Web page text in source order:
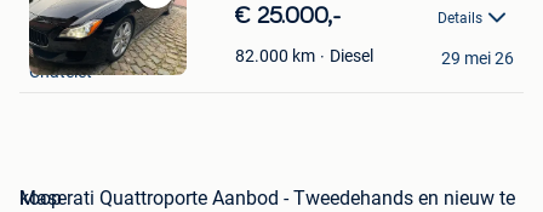
Bewaren
in
Mijn
Favorieten
€ 25.000,- Details
82.000 km Diesel
dimitri
Chatelet
29 mei 26
Maserati Quattroporte Aanbod - Tweedehands en nieuw te koop